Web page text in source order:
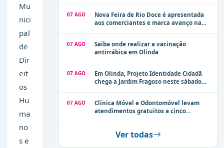
Mu
nici
pal
de
Dir
eit
os
Hu
ma
no
s e
07 AGO
Nova Feira de Rio Doce é apresentada
aos comerciantes e marca avanço na
07 AGO
Saiba onde realizar a vacinação
antirrábica em Olinda
07 AGO
Em Olinda, Projeto Identidade Cidadã
chega a Jardim Fragoso neste sábado
07 AGO
Clínica Móvel e Odontomóvel levam
atendimentos gratuitos a cinco
Ver todas